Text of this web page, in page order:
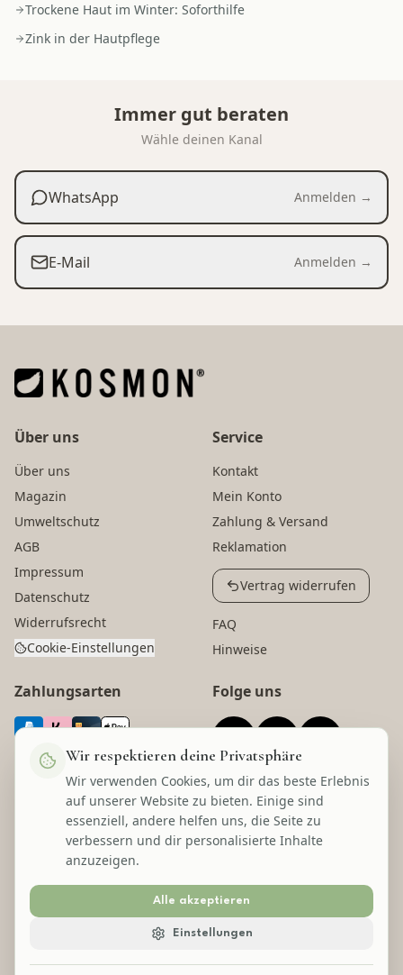
Wir respektieren deine Privatsphäre
Wir verwenden Cookies, um dir das beste Erlebnis
auf unserer Website zu bieten. Einige sind
essenziell, andere helfen uns, die Seite zu
verbessern und dir personalisierte Inhalte
anzuzeigen.
Alle akzeptieren
Einstellungen
Trockene Haut im Winter: Soforthilfe
Zink in der Hautpflege
Immer gut beraten
Wähle deinen Kanal
WhatsApp Anmelden →
E-Mail Anmelden →
Über uns
Über uns
Magazin
Umweltschutz
AGB
Impressum
Datenschutz
Widerrufsrecht
Cookie-Einstellungen
Service
Kontakt
Mein Konto
Zahlung & Versand
Reklamation
Vertrag widerrufen
FAQ
Hinweise
Zahlungsarten
Versandarten
Folge uns
Auszeichnungen
Lecom Handels GmbH
* Alle Preise inkl. gesetzl. Mehrwertsteuer zzgl. Versandkosten und ggf.